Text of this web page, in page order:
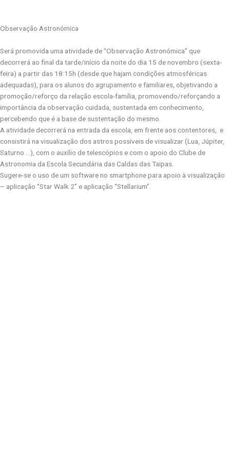
Observação Astronómica
Será promovida uma atividade de “Observação Astronómica” que
decorrerá ao final da tarde/início da noite do dia 15 de novembro (sexta-
feira) a partir das 18:15h (desde que hajam condições atmosféricas
adequadas), para os alunos do agrupamento e familiares, objetivando a
promoção/reforço da relação escola-família, promovendo/reforçando a
importância da observação cuidada, sustentada em conhecimento,
percebendo que é a base de sustentação do mesmo.
A atividade decorrerá na entrada da escola, em frente aos contentores, e
consistirá na visualização dos astros possíveis de visualizar (Lua, Júpiter,
Saturno …), com o auxílio de telescópios e com o apoio do Clube de
Astronomia da Escola Secundária das Caldas das Taipas.
Sugere-se o uso de um software no smartphone para apoio à visualização
– aplicação “Star Walk 2” e aplicação “Stellarium”.